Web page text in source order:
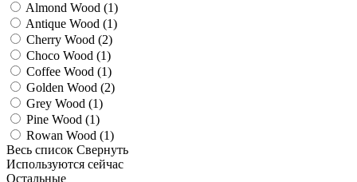
Almond Wood (1)
Antique Wood (1)
Cherry Wood (2)
Choco Wood (1)
Coffee Wood (1)
Golden Wood (2)
Grey Wood (1)
Pine Wood (1)
Rowan Wood (1)
Весь список Свернуть
Используются сейчас
Остальные